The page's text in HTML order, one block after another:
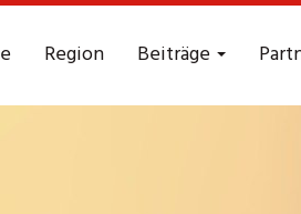
Region Beiträge